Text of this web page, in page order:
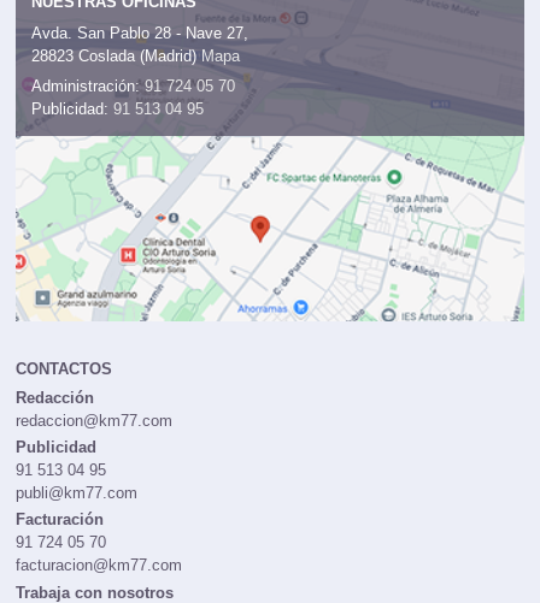
Avda. San Pablo 28 - Nave 27,
28823 Coslada (Madrid) Mapa
Administración: 91 724 05 70
Publicidad: 91 513 04 95
CONTACTOS
Redacción
redaccion@km77.com
Publicidad
91 513 04 95
publi@km77.com
Facturación
91 724 05 70
facturacion@km77.com
Trabaja con nosotros